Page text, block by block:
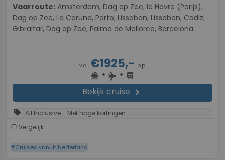
Vaarroute:
Dag op Zee, La Coruna, Porto, Lissabon, Lissabon, Cadiz,
Gibraltar, Dag op Zee, Palma de Mallorca, Barcelona
v.a.€1925,- p.p.
directions_boat + flight + directions_bus
Bekijk cruise chevron_right
sell All Inclusive - Met hoge kortingen
Vergelijk
#Cruises vanuit Nederland